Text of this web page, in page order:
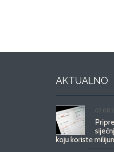
AKTUALNO
koju koriste